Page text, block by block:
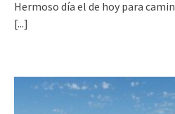
Hermoso día el de hoy para
[...]